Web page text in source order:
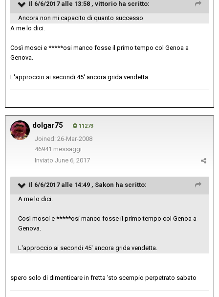
Il 6/6/2017 alle 13:58 , vittorio ha scritto:
Ancora non mi capacito di quanto successo
A me lo dici.
Così mosci e *****osi manco fosse il primo tempo col Genoa a
Genova.
L'approccio ai secondi 45' ancora grida vendetta.
dolgar75 11273
Joined: 26-Mar-2008
46941 messaggi
Inviato June 6, 2017
Il 6/6/2017 alle 14:49 , Sakon ha scritto:
A me lo dici.
Così mosci e *****osi manco fosse il primo tempo col Genoa a
Genova.
L'approccio ai secondi 45' ancora grida vendetta.
spero solo di dimenticare in fretta 'sto scempio perpetrato sabato